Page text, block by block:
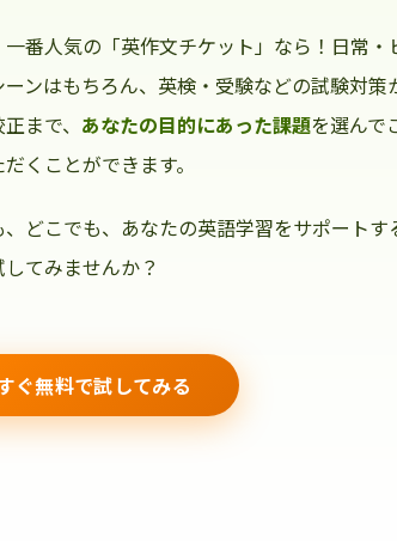
番人気の「英作文チケット」なら！日常・
ーンはもちろん、英検・受験などの試験対策
まで、 あなたの目的にあった課題を選んで
くことができます。
、どこでも、あなたの英語学習をサポートす
てみませんか？
ぐ無料で試してみる